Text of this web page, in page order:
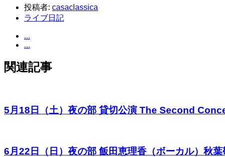
投稿者: casaclassica
ライブ日記
...
...
関連記事
5月18日（土）夜の部 貸切公演 The Second
6月22日（日）夜の部 飯田恵理香（ボーカル）秋葉